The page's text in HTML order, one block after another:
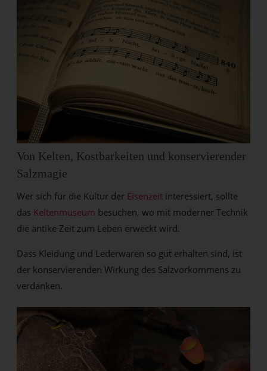
Von Kelten, Kostbarkeiten und konservierender
Salzmagie
Wer sich für die Kultur der Eisenzeit interessiert, sollte
das Keltenmuseum besuchen, wo mit moderner Technik
die antike Zeit zum Leben erweckt wird.
Dass Kleidung und Lederwaren so gut erhalten sind, ist
der konservierenden Wirkung des Salzvorkommens zu
verdanken.